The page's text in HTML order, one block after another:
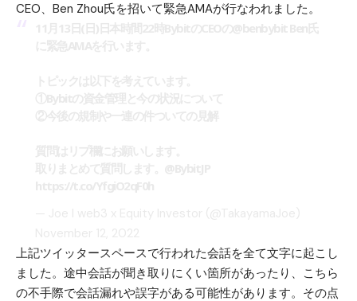
CEO、 Ben Zhou氏を招いて緊急AMAが行なわれました。
上記ツイッタースペースで行われた会話を全て文字に起こし
ました。途中会話が聞き取りにくい箇所があったり、こちら
の不手際で会話漏れや誤字がある可能性があります。その点